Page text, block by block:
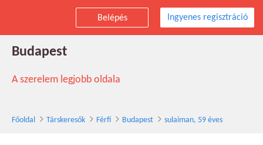
Belépés Ingyenes regisztráció
sulaiman társkereső férfi, 59 éves,
Budapest
A szerelem legjobb oldala
Főoldal Társkeresők Férfi Budapest sulaiman, 59 éves